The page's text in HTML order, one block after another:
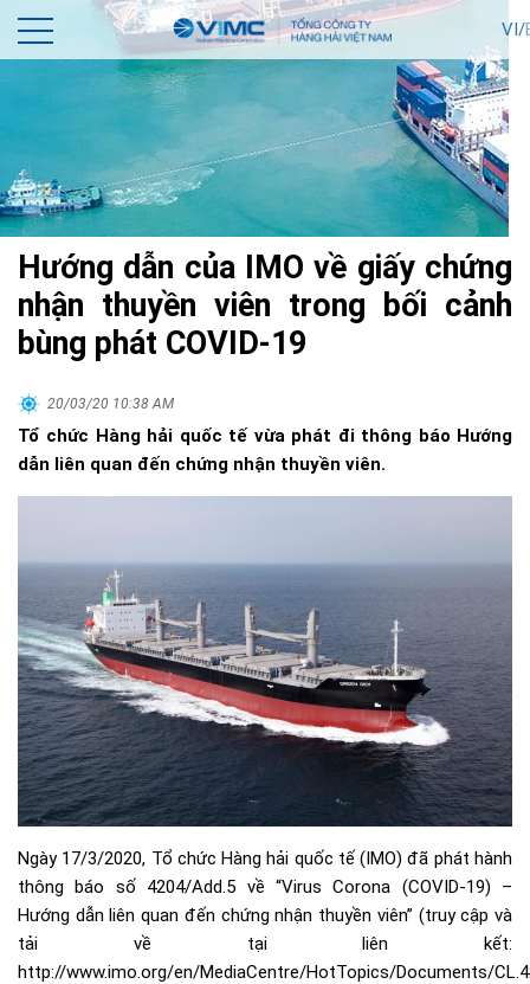
VI/
Hướng dẫn của IMO về giấy chứng
nhận thuyền viên trong bối cảnh
bùng phát COVID-19
20/03/20 10:38 AM
Tổ chức Hàng hải quốc tế vừa phát đi thông báo Hướng
dẫn liên quan đến chứng nhận thuyền viên.
Ngày 17/3/2020, Tổ chức Hàng hải quốc tế (IMO) đã phát hành
thông báo số 4204/Add.5 về “Virus Corona (COVID-19) –
Hướng dẫn liên quan đến chứng nhận thuyền viên” (truy cập và
tải về tại liên kết:
http://www.imo.org/en/MediaCentre/HotTopics/Documents/